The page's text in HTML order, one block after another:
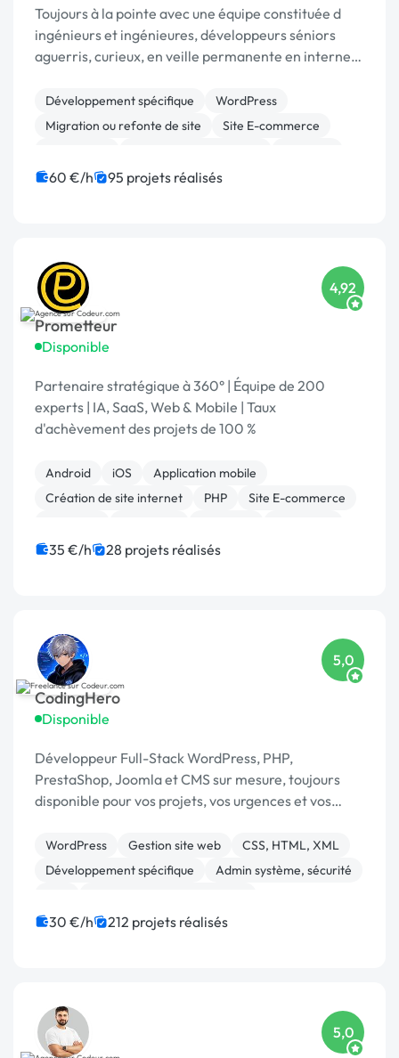
Toujours à la pointe avec une équipe constituée d
ingénieurs et ingénieures, développeurs séniors
aguerris, curieux, en veille permanente en interne
breton (français!) , senior depuis 2011. ...
Développement spécifique
WordPress
Migration ou refonte de site
Site E-commerce
WooCommerce
Magento
60 €/h 95 projets réalisés
Prometteur
Disponible
4,92
Partenaire stratégique à 360° | Équipe de 200
experts | IA, SaaS, Web & Mobile | Taux
d'achèvement des projets de 100 %
Android iOS
Application mobile
Création de site internet
PHP
Site E-commerce
35 €/h 28 projets réalisés
CodingHero
Disponible
5,0
Développeur Full-Stack WordPress, PHP,
PrestaShop, Joomla et CMS sur mesure, toujours
disponible pour vos projets, vos urgences et vos
WordPress Gestion site web
CSS, HTML, XML
Développement spécifique
Admin système, sécurité
Site E-commerce
Prestashop
30 €/h 212 projets réalisés
5,0